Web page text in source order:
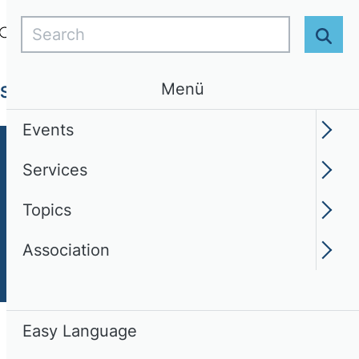
Login
Services Association
Search
Menü
Events
Services
Topics
Association
Easy Language